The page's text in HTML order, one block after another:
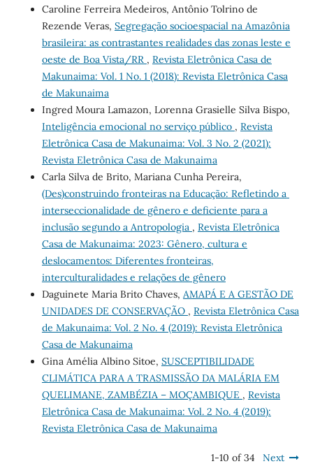
Caroline Ferreira Medeiros, Antônio Tolrino de
Rezende Veras, Segregação socioespacial na Amazônia
brasileira: as contrastantes realidades das zonas leste e
oeste de Boa Vista/RR , Revista Eletrônica Casa de
Makunaima: Vol. 1 No. 1 (2018): Revista Eletrônica Casa
de Makunaima
Ingred Moura Lamazon, Lorenna Grasielle Silva Bispo,
Inteligência emocional no serviço público , Revista
Eletrônica Casa de Makunaima: Vol. 3 No. 2 (2021):
Revista Eletrônica Casa de Makunaima
Carla Silva de Brito, Mariana Cunha Pereira,
(Des)construindo fronteiras na Educação: Refletindo a ​
interseccionalidade de gênero e deficiente para a
inclusão segundo a Antropologia , Revista Eletrônica
Casa de Makunaima: 2023: Gênero, cultura e
deslocamentos: Diferentes fronteiras,
interculturalidades e relações de gênero
Daguinete Maria Brito Chaves, AMAPÁ E A GESTÃO DE
UNIDADES DE CONSERVAÇÃO , Revista Eletrônica Casa
de Makunaima: Vol. 2 No. 4 (2019): Revista Eletrônica
Casa de Makunaima
Gina Amélia Albino Sitoe, SUSCEPTIBILIDADE
CLIMÁTICA PARA A TRASMISSÃO DA MALÁRIA EM
QUELIMANE, ZAMBÉZIA – MOÇAMBIQUE , Revista
Eletrônica Casa de Makunaima: Vol. 2 No. 4 (2019):
Revista Eletrônica Casa de Makunaima
1-10 of 34 Next